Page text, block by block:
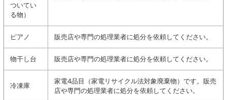
ついてい
る物）
ピアノ 販売店や専門の処理業者に処分を依頼してください。
物干し台 販売店や専門の処理業者に処分を依頼してください。
冷凍庫
家電4品目（家電リサイクル法対象廃棄物）です。販売
店や専門の処理業者に処分を依頼してください。